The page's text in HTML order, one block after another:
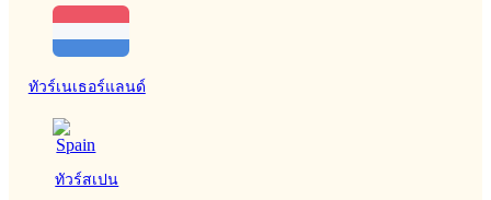
ทัวร์เนเธอร์แลนด์
ทัวร์สเปน